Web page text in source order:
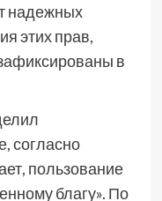
надежных
этих прав,
в
согласно
пользование
благу». По